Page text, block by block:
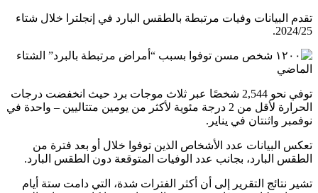
تقدم البيانات وفيات مرتبطة بالطقس البارد في إنجلترا خلال شتاء
2024/25.
توفي نحو 2,544 شخصًا عبر ثلاث موجات برد حيث انخفضت درجات
الحرارة لأقل من 2 درجة مئوية لأكثر من يومين متتاليين – واحدة في
نوفمبر واثنتان في يناير.
تعكس البيانات عدد الأشخاص الذين توفوا خلال أو بعد فترة من
الطقس البارد، بجانب عدد الوفيات المتوقعة دون الطقس البارد.
تشير نتائج التقرير إلى أن أكثر الفترات شدة، التي دامت ستة أيام